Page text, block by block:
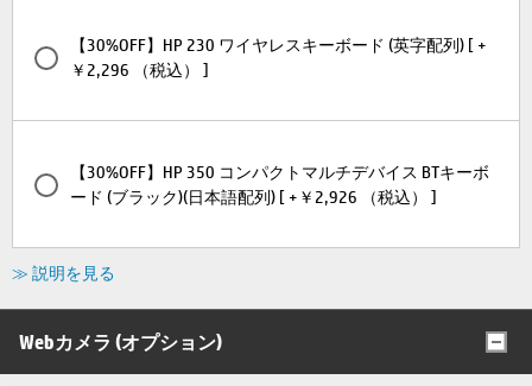
【30%OFF】HP 230 ワイヤレスキーボード (英字配列) [ +
￥2,296 （税込） ]
【30%OFF】HP 350 コンパクトマルチデバイス BTキーボ
ード (ブラック)(日本語配列) [ +￥2,926 （税込） ]
≫ 説明を見る
Webカメラ (オプション)